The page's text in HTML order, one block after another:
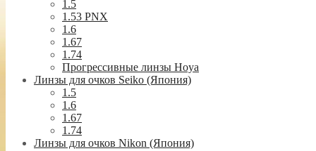
1.5
1.53 PNX
1.6
1.67
1.74
Прогрессивные линзы Hoya
Линзы для очков Seiko (Япония)
1.5
1.6
1.67
1.74
Линзы для очков Nikon (Япония)